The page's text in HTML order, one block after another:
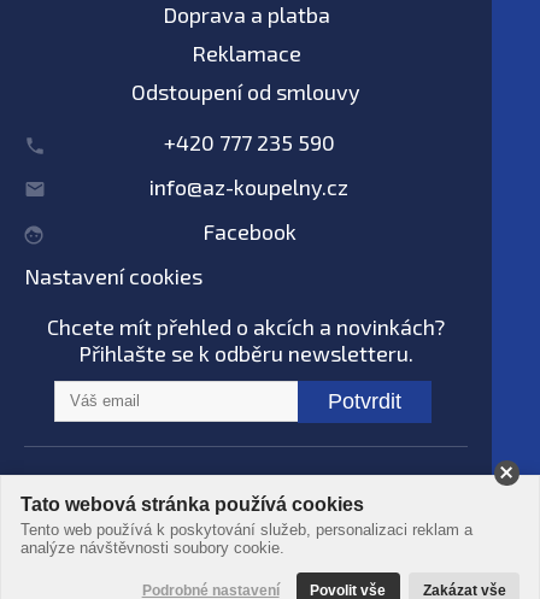
Doprava a platba
Reklamace
Odstoupení od smlouvy
+420 777 235 590
info@az-koupelny.cz
Facebook
Nastavení cookies
Chcete mít přehled o akcích a novinkách?
Přihlašte se k odběru newsletteru.
Potvrdit
© AZ koupelny® 2006 - 2026 -Podmínky
použití-Ochrana dat- Zpracování osobních
údajů
Tato webová stránka používá cookies
Tento web používá k poskytování služeb, personalizaci reklam a
analýze návštěvnosti soubory cookie.
Podrobné nastavení Povolit vše Zakázat vše